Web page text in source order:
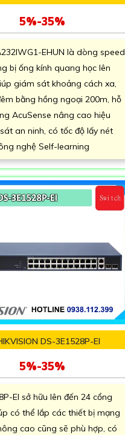
5%-35%
EHUN là dòng speed
bị ống kính quang học lên
giám sát khoảng cách xa,
bằng hồng ngoại 200m, hỗ
AcuSense nâng cao hiệu
an ninh, có tốc độ lấy nét
nghệ Self-learning
DS-3E1528P-EI
5%-35%
EI sở hữu lên đến 24 cổng
có thể lắp các thiết bị mạng
cao cũng sẽ phù hợp, có